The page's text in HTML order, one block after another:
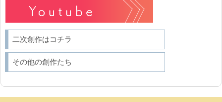
二次創作はコチラ
その他の創作たち